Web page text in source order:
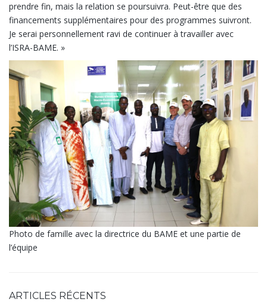
prendre fin, mais la relation se poursuivra. Peut-être que des
financements supplémentaires pour des programmes suivront.
Je serai personnellement ravi de continuer à travailler avec
l’ISRA-BAME. »
Photo de famille avec la directrice du BAME et une partie de
l’équipe
ARTICLES RÉCENTS